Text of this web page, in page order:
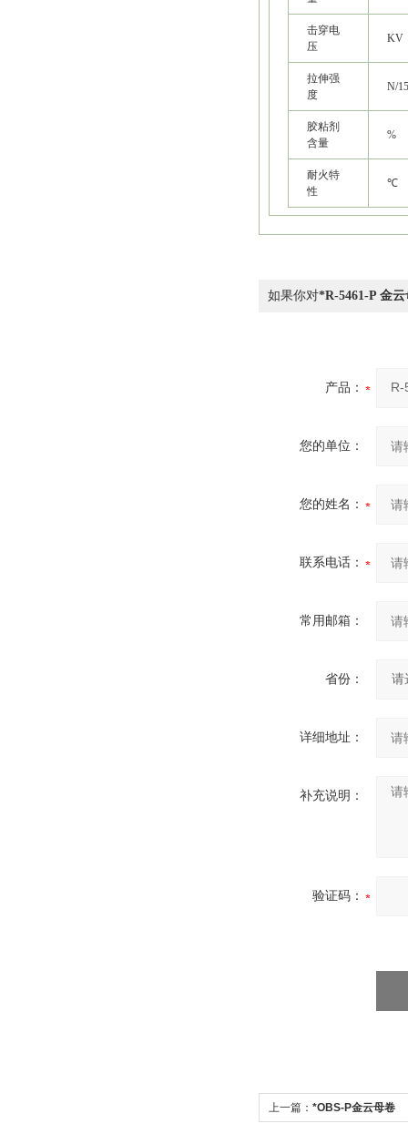
击穿电
压
KV
拉伸强
度
N/
胶粘剂
含量
%
耐火特
性
℃
如果你对*R-5461-P 金
产品：
您的单位：
您的姓名：
联系电话：
常用邮箱：
省份：
详细地址：
补充说明：
验证码：
上一篇： *OBS-P金云母卷